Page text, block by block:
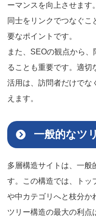
ーマンスを向上させます
同士をリンクでつなぐ
要なポイントです。
また、SEOの観点から
ることも重要です。適切
活用は、訪問者だけでな
えます。
一般的なツ
多層構造サイトは、一般
す。この構造では、トッ
や中カテゴリへと枝分か
ツリー構造の最大の利点